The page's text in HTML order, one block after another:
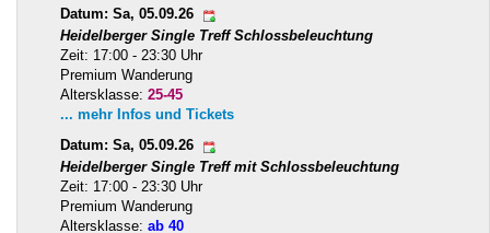
Datum: Sa, 05.09.26
Heidelberger Single Treff Schlossbeleuchtung
Zeit: 17:00 - 23:30 Uhr
Premium Wanderung
Altersklasse: 25-45
... mehr Infos und Tickets
Datum: Sa, 05.09.26
Heidelberger Single Treff mit Schlossbeleuchtung
Zeit: 17:00 - 23:30 Uhr
Premium Wanderung
Altersklasse: ab 40